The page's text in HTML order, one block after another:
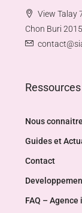
View Talay
Chon Buri
Ressources
Nous connaitre
Guides et
Contact
FAQ –